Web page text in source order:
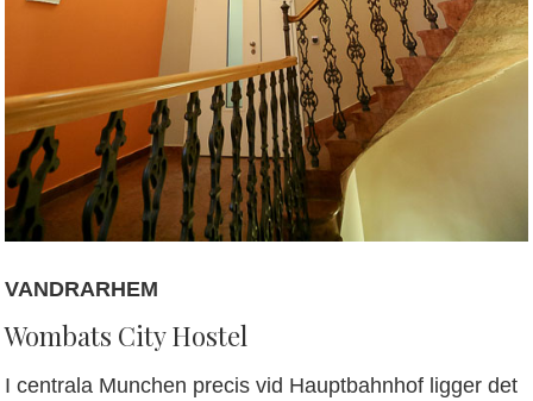
VANDRARHEM
Wombats City Hostel
I centrala Munchen precis vid Hauptbahnhof ligger det